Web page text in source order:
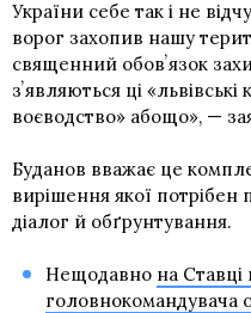
України себе так і не
ворог захопив нашу
священний обовʼязок
зʼявляються ці
воєводство» абощо», —
Буданов вважає це
вирішення якої
діалог й обґрунтування.
Нещодавно на Ставці
головнокомандувача